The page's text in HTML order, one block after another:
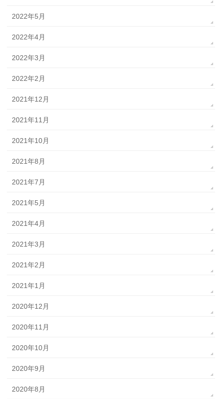
2022年5月
2022年4月
2022年3月
2022年2月
2021年12月
2021年11月
2021年10月
2021年8月
2021年7月
2021年5月
2021年4月
2021年3月
2021年2月
2021年1月
2020年12月
2020年11月
2020年10月
2020年9月
2020年8月